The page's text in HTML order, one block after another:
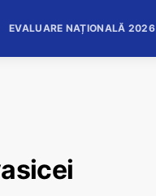
EVALUARE NAȚIONALĂ 2026